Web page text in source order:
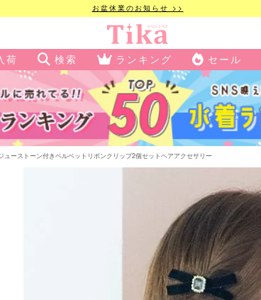
お盆休業のお知らせ >>
荷 検索 ランキング セール
ューストーン付きベルベットリボンクリップ2個セットヘアアクセサリー